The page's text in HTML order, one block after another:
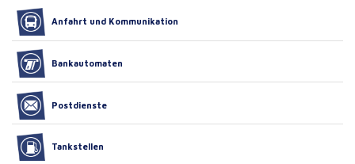
Anfahrt und Kommunikation
Bankautomaten
Postdienste
Tankstellen